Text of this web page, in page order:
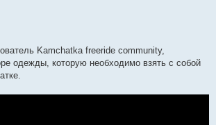
Kamchatka freeride community,
одежды, которую необходимо взять с собой